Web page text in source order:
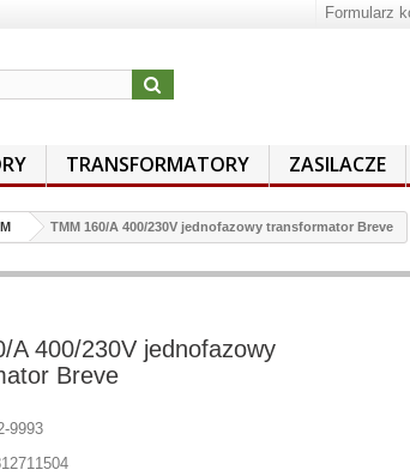
Formularz
TRANSFORMATORY ZASILACZE
TMM 160/A 400/230V jednofazowy transformator Breve
A 400/230V jednofazowy
Breve
9993